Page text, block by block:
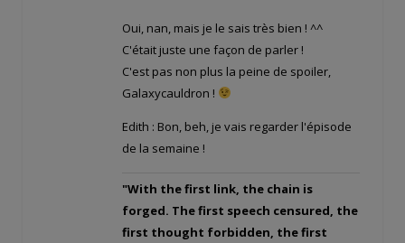
Oui, nan, mais je le sais très bien ! ^^
C'était juste une façon de parler !
C'est pas non plus la peine de spoiler,
Galaxycauldron !
Edith : Bon, beh, je vais regarder l'épisode
de la semaine !
"With the first link, the chain is
forged. The first speech censured, the
first thought forbidden, the first